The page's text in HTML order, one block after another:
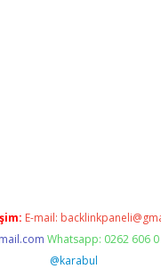
E-mail:
Whatsapp: 0262 606
@karabul